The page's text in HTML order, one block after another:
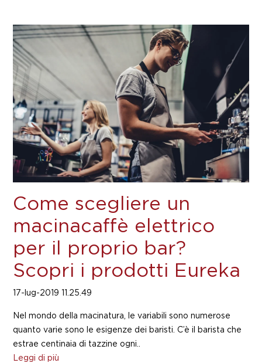
Come scegliere un
macinacaffè elettrico
per il proprio bar?
Scopri i prodotti Eureka
17-lug-2019 11.25.49
Nel mondo della macinatura, le variabili sono numerose
quanto varie sono le esigenze dei baristi. C’è il barista che
estrae centinaia di tazzine ogni..
Leggi di più